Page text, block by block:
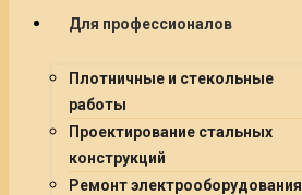
Для профессионалов
Плотничные и стекольные
работы
Проектирование стальных
конструкций
Ремонт электрооборудования